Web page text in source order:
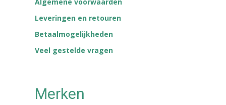
Leveringen en retouren
Betaalmogelijkheden
Veel gestelde vragen
Merken